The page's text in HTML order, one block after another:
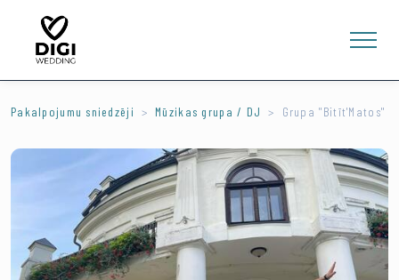
E-VEIKALS
0
Pakalpojumu sniedzēji Mūzikas grupa / DJ Grupa ''Bitīt'Matos''